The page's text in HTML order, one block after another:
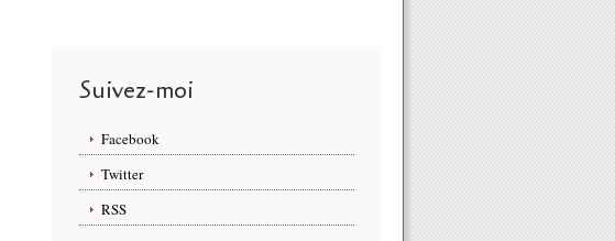
Suivez-moi
Facebook
Twitter
RSS